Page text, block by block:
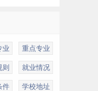
业 重点专业
则 就业情况
件 学校地址